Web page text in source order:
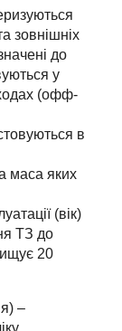
зовнішніх
до
у
(офф-
в
маса яких
(вік)
ТЗ до
20
–